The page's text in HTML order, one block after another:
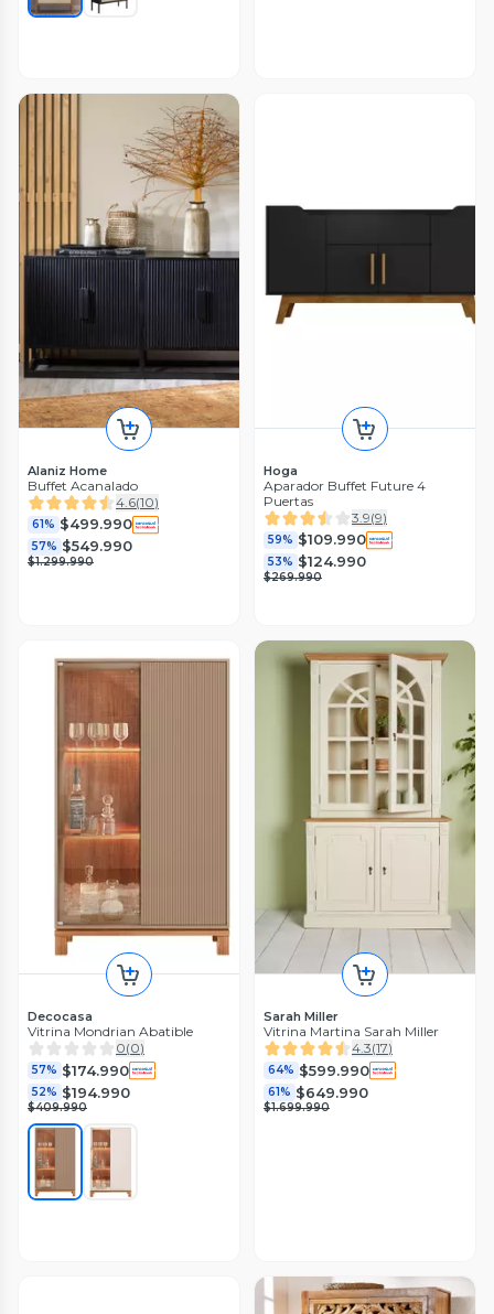
Alaniz Home
Buffet Acanalado
4.6(10)
61% $499.990
57% $549.990
$1.299.990
Hoga
Aparador Buffet Future 4
Puertas
3.9(9)
59% $109.990
53% $124.990
$269.990
Decocasa
Vitrina Mondrian Abatible
0(0)
57% $174.990
52% $194.990
$409.990
Sarah Miller
Vitrina Martina Sarah Miller
4.3(17)
64% $599.990
61% $649.990
$1.699.990